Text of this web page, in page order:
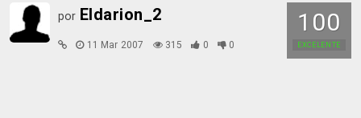
100
EXCELENTE
por Eldarion_2
11 Mar 2007 315 0 0